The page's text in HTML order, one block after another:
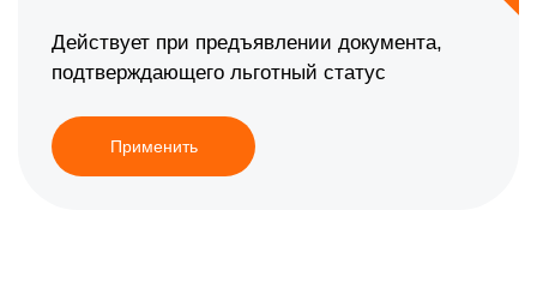
Действует при предъявлении документа,
подтверждающего льготный статус
Применить